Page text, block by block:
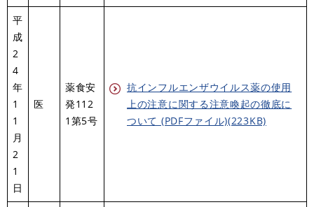
平
成
2
4
年
1
1
月
2
1
日
医
薬食安
発112
1第5号
抗インフルエンザウイルス薬の使用
上の注意に関する注意喚起の徹底に
ついて (PDFファイル)(223KB)